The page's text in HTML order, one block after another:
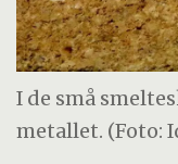
I de små
metallet. (Foto: